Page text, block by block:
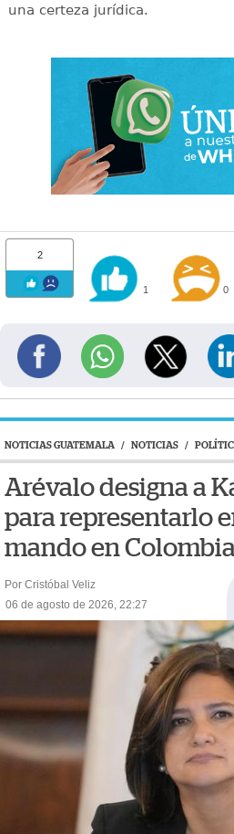
una certeza jurídica.
2
1 0
NOTICIAS GUATEMALA / NOTICIAS /
Arévalo designa a
para representarlo
mando en
Por Cristóbal Veliz
06 de agosto de 2026, 22:27